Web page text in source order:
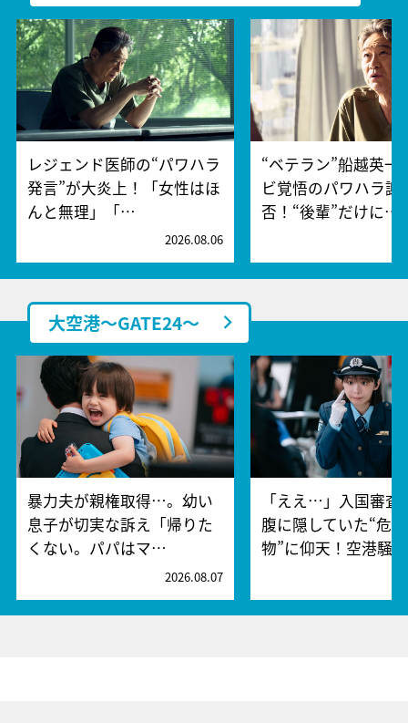
レジェンド医師の“パワハラ
発言”が大炎上！「女性はほ
んと無理」「…
2026.08.06
“ベテラン”船越英一
ビ覚悟のパワハラ謝
否！“後輩”だけに…
大空港～GATE24～
暴力夫が親権取得…。幼い
息子が切実な訴え「帰りた
くない。パパはマ…
2026.08.07
「ええ…」入国審査
腹に隠していた“危
物”に仰天！空港騒